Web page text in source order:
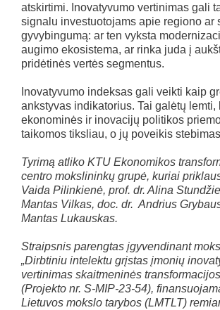
atskirtimi. Inovatyvumo vertinimas gali
signalu investuotojams apie regiono ar
gyvybingumą: ar ten vyksta
augimo ekosistema, ar rinka juda į
pridėtinės vertės segmentus.
Inovatyvumo indeksas gali veikti kaip
ankstyvas indikatorius. Tai galėtų lemti,
ekonominės ir inovacijų politikos
taikomos tiksliau, o jų poveikis
Tyrimą atliko KTU Ekonomikos
centro mokslininkų grupė, kuriai
Vaida Pilinkienė, prof. dr. Alina
Mantas Vilkas, doc. dr. Andrius
Mantas Lukauskas.
Straipsnis parengtas įgyvendinant
„Dirbtiniu intelektu grįstas įmonių
vertinimas skaitmeninės
(Projekto nr. S-MIP-23-54),
Lietuvos mokslo tarybos (LMTLT)